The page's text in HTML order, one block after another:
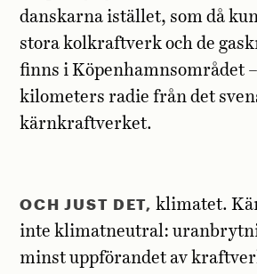
danskarna istället, som då
stora kolkraftverk och de
finns i Köpenhamnsområdet
kilometers radie från det
kärnkraftverket.
OCH JUST DET, klimatet.
inte klimatneutral:
minst uppförandet av